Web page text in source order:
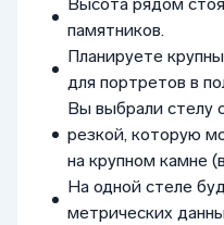
Высота рядом
памятников.
Планируете
для портретов в
Вы выбрали стелу
резкой, которую
на крупном камне
На одной стеле
метрических